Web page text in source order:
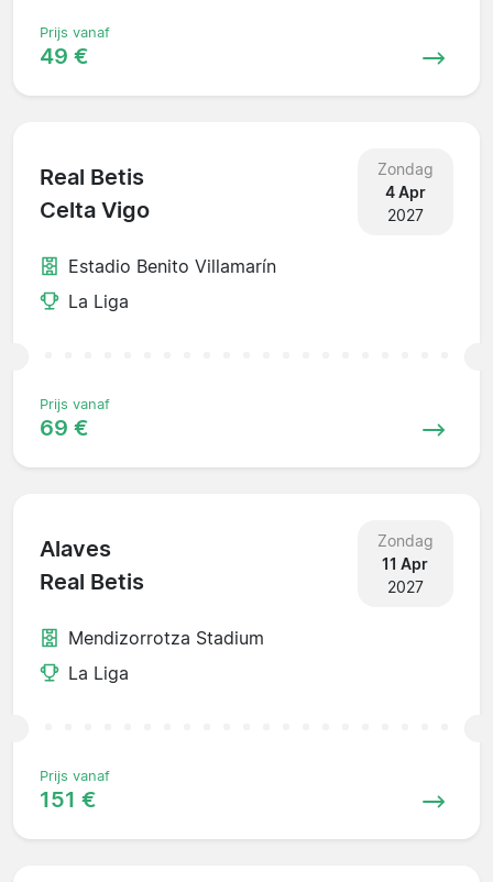
Prijs vanaf
49 €
Real Betis
Celta Vigo
Zondag
4 Apr
2027
Estadio Benito Villamarín
La Liga
Prijs vanaf
69 €
Alaves
Real Betis
Zondag
11 Apr
2027
Mendizorrotza Stadium
La Liga
Prijs vanaf
151 €